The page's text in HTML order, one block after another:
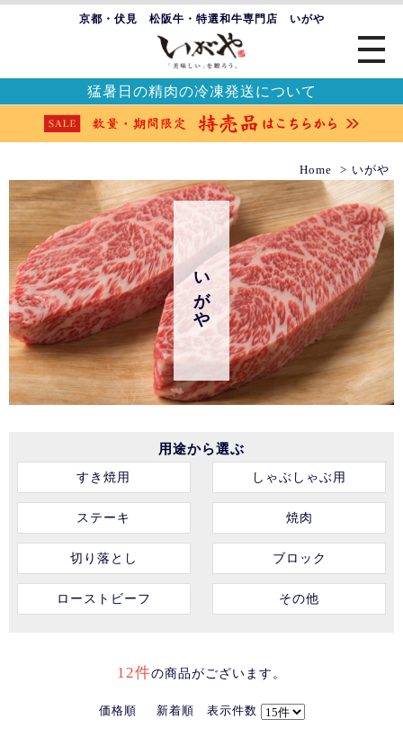
京都・伏見 松阪牛・特選和牛専門店 いがや
猛暑日の精肉の冷凍発送について
Home いがや
いがや
用途から選ぶ
すき焼用
しゃぶしゃぶ用
ステーキ 焼肉
切り落とし ブロック
ローストビーフ その他
12件の商品がございます。
価格順 新着順 表示件数